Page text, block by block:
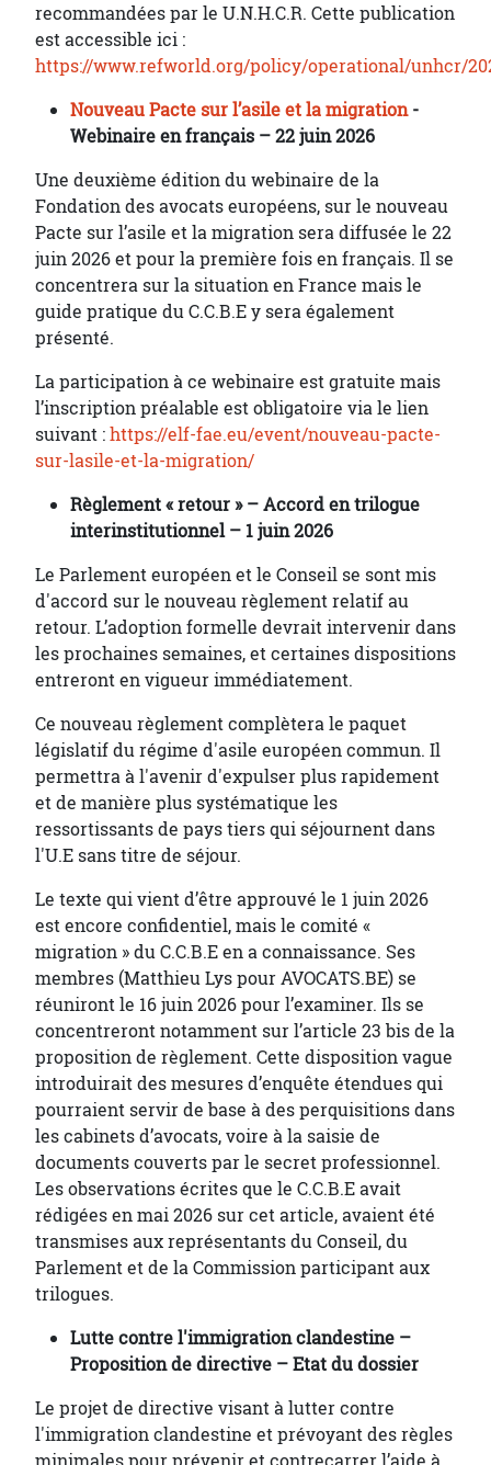
recommandées par le U.N.H.C.R. Cette publication
est accessible ici :
https://www.refworld.org/policy/operational/unhcr/
Nouveau Pacte sur l’asile et la migration -
Webinaire en français – 22 juin 2026
Une deuxième édition du webinaire de la
Fondation des avocats européens, sur le nouveau
Pacte sur l’asile et la migration sera diffusée le 22
juin 2026 et pour la première fois en français. Il se
concentrera sur la situation en France mais le
guide pratique du C.C.B.E y sera également
présenté.
La participation à ce webinaire est gratuite mais
l’inscription préalable est obligatoire via le lien
suivant :https://elf-fae.eu/event/nouveau-pacte-
sur-lasile-et-la-migration/
Règlement « retour » – Accord en trilogue
interinstitutionnel – 1 juin 2026
Le Parlement européen et le Conseil se sont mis
d'accord sur le nouveau règlement relatif au
retour. L’adoption formelle devrait intervenir dans
les prochaines semaines, et certaines dispositions
entreront en vigueur immédiatement.
Ce nouveau règlement complètera le paquet
législatif du régime d'asile européen commun. Il
permettra à l'avenir d'expulser plus rapidement
et de manière plus systématique les
ressortissants de pays tiers qui séjournent dans
l'U.E sans titre de séjour.
Le texte qui vient d’être approuvé le 1 juin 2026
est encore confidentiel, mais le comité «
migration » du C.C.B.E en a connaissance. Ses
membres (Matthieu Lys pour AVOCATS.BE) se
réuniront le 16 juin 2026 pour l’examiner. Ils se
concentreront notamment sur l’article 23 bis de la
proposition de règlement. Cette disposition vague
introduirait des mesures d’enquête étendues qui
pourraient servir de base à des perquisitions dans
les cabinets d’avocats, voire à la saisie de
documents couverts par le secret professionnel.
Les observations écrites que le C.C.B.E avait
rédigées en mai 2026 sur cet article, avaient été
transmises aux représentants du Conseil, du
Parlement et de la Commission participant aux
trilogues.
Lutte contre l'immigration clandestine –
Proposition de directive – Etat du dossier
Le projet de directive visant à lutter contre
l'immigration clandestine et prévoyant des règles